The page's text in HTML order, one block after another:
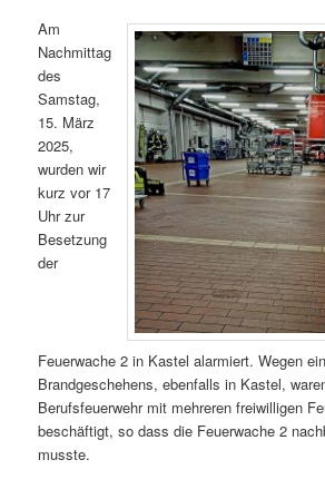
Am
Nachmittag
des
Samstag,
15. März
2025,
wurden wir
kurz vor 17
Uhr zur
Besetzung
der
Feuerwache 2 in Kastel alarmiert. Wegen
Brandgeschehens, ebenfalls in Kastel,
Berufsfeuerwehr mit mehreren freiwilligen
beschäftigt, so dass die Feuerwache 2
musste.